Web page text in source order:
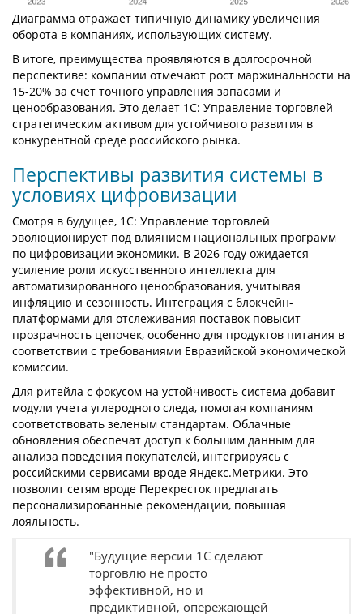
Диаграмма отражает типичную динамику увеличения
оборота в компаниях, использующих систему.
В итоге, преимущества проявляются в долгосрочной
перспективе: компании отмечают рост маржинальности на
15-20% за счет точного управления запасами и
ценообразования. Это делает 1С: Управление торговлей
стратегическим активом для устойчивого развития в
конкурентной среде российского рынка.
Перспективы развития системы в
условиях цифровизации
Смотря в будущее, 1С: Управление торговлей
эволюционирует под влиянием национальных программ
по цифровизации экономики. В 2026 году ожидается
усиление роли искусственного интеллекта для
автоматизированного ценообразования, учитывая
инфляцию и сезонность. Интеграция с блокчейн-
платформами для отслеживания поставок повысит
прозрачность цепочек, особенно для продуктов питания в
соответствии с требованиями Евразийской экономической
комиссии.
Для ритейла с фокусом на устойчивость система добавит
модули учета углеродного следа, помогая компаниям
соответствовать зеленым стандартам. Облачные
обновления обеспечат доступ к большим данным для
анализа поведения покупателей, интегрируясь с
российскими сервисами вроде Яндекс.Метрики. Это
позволит сетям вроде Перекресток предлагать
персонализированные рекомендации, повышая
лояльность.
"Будущие версии 1С сделают
торговлю не просто
эффективной, но и
предиктивной, опережающей